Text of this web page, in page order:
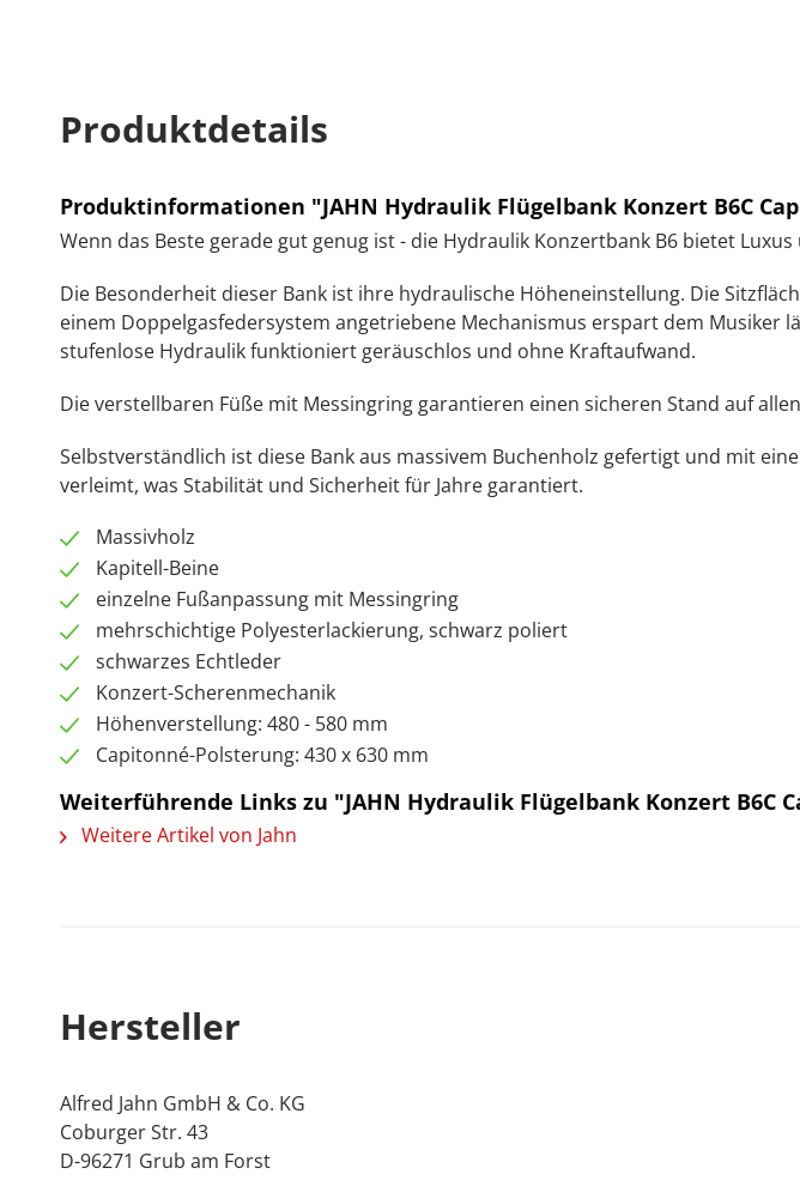
Produktdetails
Produktinformationen "JAHN Hydraulik Flügelbank Konzert B6C
Wenn das Beste gerade gut genug ist - die Hydraulik Konzertbank B6 bietet
Die Besonderheit dieser Bank ist ihre hydraulische Höheneinstellung. Die
einem Doppelgasfedersystem angetriebene Mechanismus erspart dem Musiker
stufenlose Hydraulik funktioniert geräuschlos und ohne Kraftaufwand.
Die verstellbaren Füße mit Messingring garantieren einen sicheren Stand auf
Selbstverständlich ist diese Bank aus massivem Buchenholz gefertigt und mit
verleimt, was Stabilität und Sicherheit für Jahre garantiert.
Massivholz
Kapitell-Beine
einzelne Fußanpassung mit Messingring
mehrschichtige Polyesterlackierung, schwarz poliert
schwarzes Echtleder
Konzert-Scherenmechanik
Höhenverstellung: 480 - 580 mm
Capitonné-Polsterung: 430 x 630 mm
Weiterführende Links zu "JAHN Hydraulik Flügelbank Konzert B6C
Weitere Artikel von Jahn
Hersteller
Alfred Jahn GmbH & Co. KG
Coburger Str. 43
D-96271 Grub am Forst